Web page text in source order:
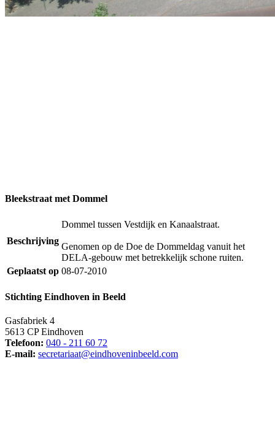
Bleekstraat met Dommel
Beschrijving
Dommel tussen Vestdijk en Kanaalstraat.
Genomen op de Doe de Dommeldag vanuit het
DELA-gebouw met betrekkelijk schone ruiten.
Geplaatst op 08-07-2010
Stichting Eindhoven in Beeld
Gasfabriek 4
5613 CP Eindhoven
Telefoon: 040 - 211 60 72
E-mail: secretariaat@eindhoveninbeeld.com